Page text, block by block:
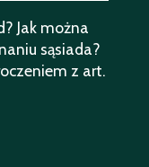
Jak można
sąsiada?
z art.